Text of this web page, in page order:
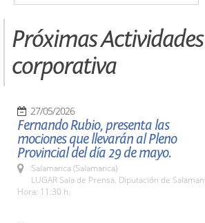
Próximas
corporativa
27/05/2026
Fernando Rubio, presenta las
mociones que llevarán al Pleno
Provincial del día 29 de mayo.
Salamanca (Salamanca)
LUGAR Sala de Prensa. Diputación de
Hora: 11:30 h.